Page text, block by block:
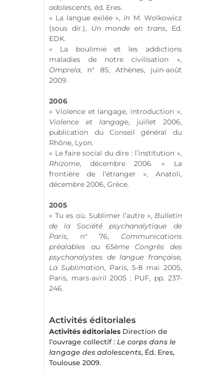
adolescents, éd. Eres.
« La langue exilée »,in M. Wolkowicz
(sous dir.), Un monde en trans, Ed.
EDK.
« La boulimie et les addictions
maladies de notre civilisation »,
Omprela, n° 85, Athènes, juin-août
2009.
2006
« Violence et langage, introduction »,
Violence et langage, juillet 2006,
publication du Conseil général du
Rhône, Lyon.
« Le faire social du dire : l’institution »,
Rhizome, décembre 2006. « La
frontière de l’étranger », Anatoli,
décembre 2006, Grèce.
2005
« Tu es où. Sublimer l’autre », Bulletin
de la Société psychanalytique de
Paris, n° 76, Communications
préalables au 65ème Congrès des
psychanalystes de langue française,
La Sublimation, Paris, 5-8 mai 2005,
Paris, mars-avril 2005 ; PUF, pp. 237-
246.
Activités éditoriales
Activités éditoriales Direction de
l’ouvrage collectif :Le corps dans le
langage des adolescents, Éd. Eres,
Toulouse 2009.